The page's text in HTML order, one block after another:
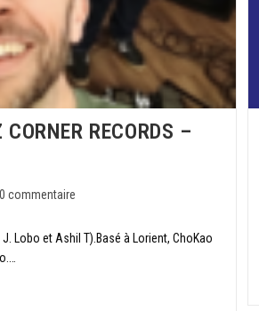
RECORDS –
0 commentaire
Lobo et Ashil T).Basé à Lorient, ChoKao